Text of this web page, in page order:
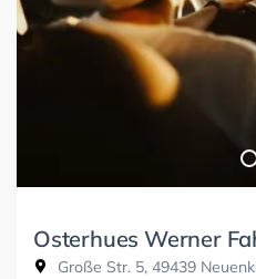
Osterhues Werner
Große Str. 5, 49439